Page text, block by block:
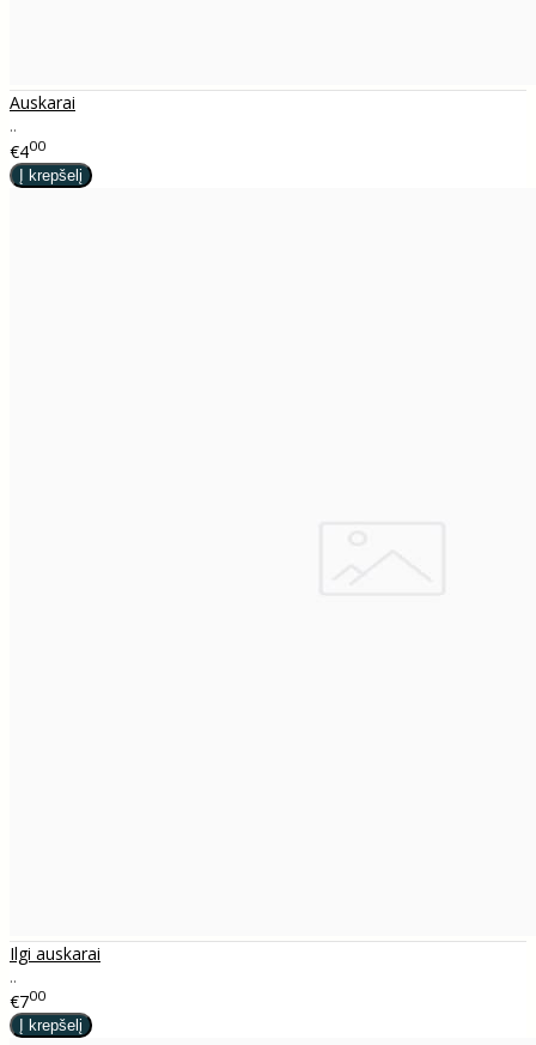
Auskarai
..
€400
Ilgi auskarai
..
€700